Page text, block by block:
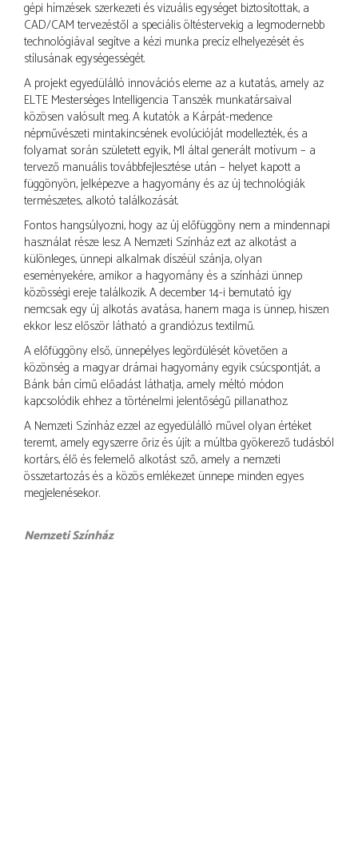
gépi hímzések szerkezeti és vizuális egységet biztosítottak, a
CAD/CAM tervezéstől a speciális öltéstervekig a legmodernebb
technológiával segítve a kézi munka precíz elhelyezését és
stílusának egységességét.
A projekt egyedülálló innovációs eleme az a kutatás, amely az
ELTE Mesterséges Intelligencia Tanszék munkatársaival
közösen valósult meg. A kutatók a Kárpát-medence
népművészeti mintakincsének evolúcióját modellezték, és a
folyamat során született egyik, MI által generált motívum – a
tervező manuális továbbfejlesztése után – helyet kapott a
függönyön, jelképezve a hagyomány és az új technológiák
természetes, alkotó találkozását.
Fontos hangsúlyozni, hogy az új előfüggöny nem a mindennapi
használat része lesz. A Nemzeti Színház ezt az alkotást a
különleges, ünnepi alkalmak díszéül szánja, olyan
eseményekére, amikor a hagyomány és a színházi ünnep
közösségi ereje találkozik. A december 14-i bemutató így
nemcsak egy új alkotás avatása, hanem maga is ünnep, hiszen
ekkor lesz először látható a grandiózus textilmű.
A előfüggöny első, ünnepélyes legördülését követően a
közönség a magyar drámai hagyomány egyik csúcspontját, a
Bánk bán című előadást láthatja, amely méltó módon
kapcsolódik ehhez a történelmi jelentőségű pillanathoz.
A Nemzeti Színház ezzel az egyedülálló művel olyan értéket
teremt, amely egyszerre őriz és újít: a múltba gyökerező tudásból
kortárs, élő és felemelő alkotást sző, amely a nemzeti
összetartozás és a közös emlékezet ünnepe minden egyes
megjelenésekor.
Nemzeti Színház